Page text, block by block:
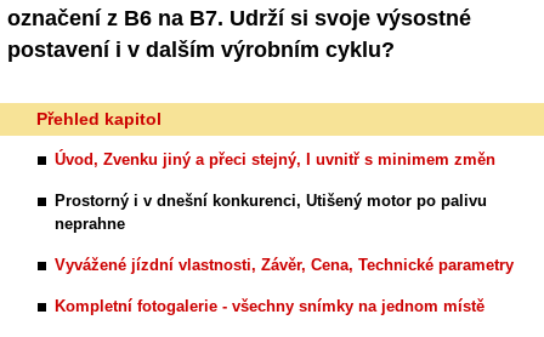
označení z B6 na B7. Udrží si svoje výsostné
postavení i v dalším výrobním cyklu?
Přehled kapitol
Úvod, Zvenku jiný a přeci stejný, I uvnitř s minimem změn
Prostorný i v dnešní konkurenci, Utišený motor po palivu
neprahne
Vyvážené jízdní vlastnosti, Závěr, Cena, Technické parametry
Kompletní fotogalerie - všechny snímky na jednom místě